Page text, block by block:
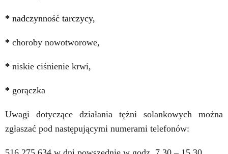
* nadczynność tarczycy,
* choroby nowotworowe,
* niskie ciśnienie krwi,
* gorączka
Uwagi dotyczące działania tężni solankowych można
zgłaszać pod następującymi numerami telefonów: